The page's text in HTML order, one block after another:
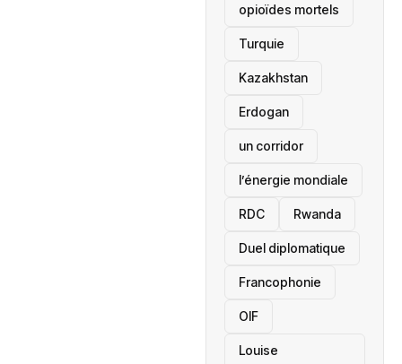
opioïdes mortels
‎Turquie
Kazakhstan
Erdogan
un corridor
l’énergie mondiale
RDC Rwanda
Duel diplomatique
Francophonie
OIF
Louise